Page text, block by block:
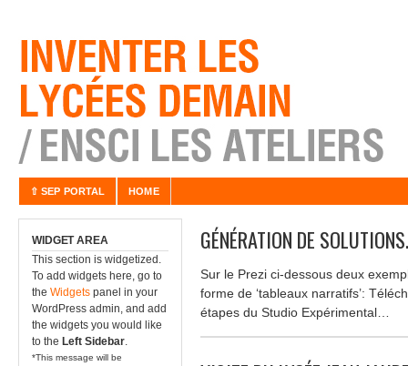
⇧ SEP PORTAL HOME
WIDGET AREA
This section is widgetized.
To add widgets here, go to
the Widgets panel in your
WordPress admin, and add
the widgets you would like
to the Left Sidebar.
*This message will be
GÉNÉRATION DE
Sur le Prezi ci-dessous deux
forme de ‘tableaux narratifs’:
étapes du Studio Expérimental…